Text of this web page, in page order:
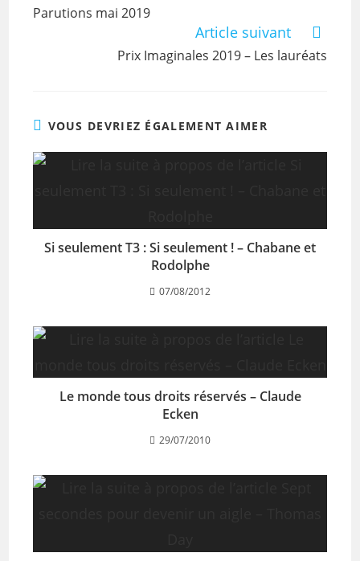
Parutions mai 2019
Article suivant
Prix Imaginales 2019 – Les lauréats
VOUS DEVRIEZ ÉGALEMENT AIMER
Si seulement T3 : Si seulement ! – Chabane et
Rodolphe
07/08/2012
Le monde tous droits réservés – Claude
Ecken
29/07/2010